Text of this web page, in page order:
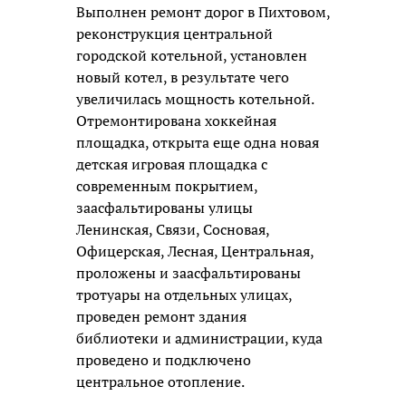
Выполнен ремонт дорог в Пихтовом,
реконструкция центральной
городской котельной, установлен
новый котел, в результате чего
увеличилась мощность котельной.
Отремонтирована хоккейная
площадка, открыта еще одна новая
детская игровая площадка с
современным покрытием,
заасфальтированы улицы
Ленинская, Связи, Сосновая,
Офицерская, Лесная, Центральная,
проложены и заасфальтированы
тротуары на отдельных улицах,
проведен ремонт здания
библиотеки и администрации, куда
проведено и подключено
центральное отопление.